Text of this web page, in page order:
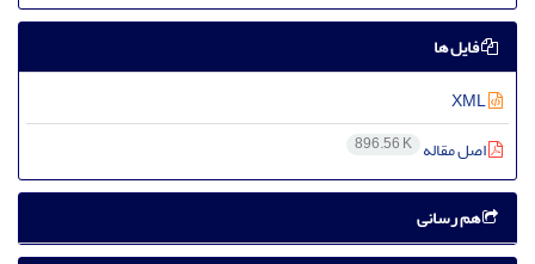
فایل ها
اصل مقاله 896.56 K
هم رسانی